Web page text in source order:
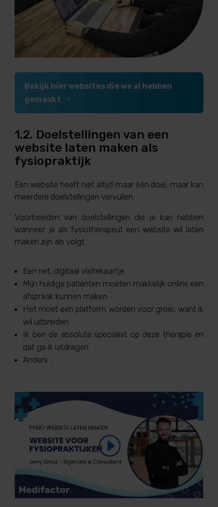
Bekijk hier websites die we al hebben
gemaakt
1.2. Doelstellingen van een
website laten maken als
fysiopraktijk
Een website heeft niet altijd maar één doel, maar kan
meerdere doelstellingen vervullen.
Voorbeelden van doelstellingen die je kan hebben
wanneer je als fysiotherapeut een website wil laten
maken zijn als volgt:
Een net, digitaal visitekaartje
Mijn huidige patiënten moeten makkelijk online een
afspraak kunnen maken
Het moet een platform worden voor groei, want ik
wil uitbreiden
Ik ben de absolute specialist op deze therapie en
dat ga ik uitdragen
Anders …